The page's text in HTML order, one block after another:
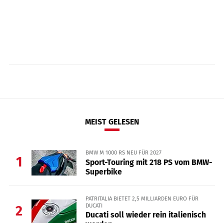
MEIST GELESEN
1
BMW M 1000 RS NEU FÜR 2027
Sport-Touring mit 218 PS vom BMW-
Superbike
2
PATRITALIA BIETET 2,5 MILLIARDEN EURO FÜR
DUCATI
Ducati soll wieder rein italienisch